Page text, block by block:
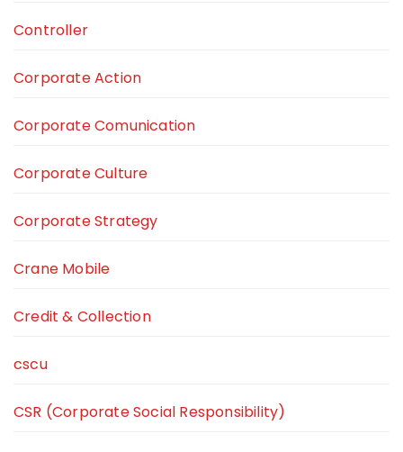
Controller
Corporate Action
Corporate Comunication
Corporate Culture
Corporate Strategy
Crane Mobile
Credit & Collection
cscu
CSR (Corporate Social Responsibility)